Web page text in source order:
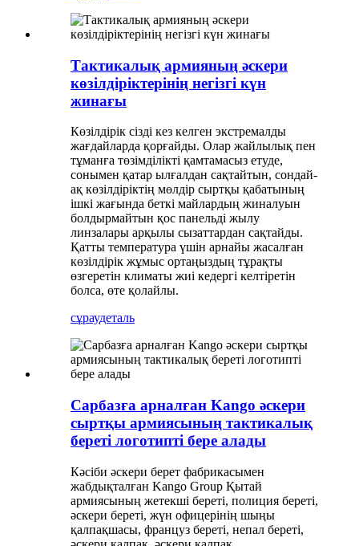
Тактикалық армияның әскери
көзілдіріктерінің негізгі күн
жинағы
Көзілдірік сізді кез келген экстремалды
жағдайларда қорғайды. Олар жайлылық пен
тұманға төзімділікті қамтамасыз етуде,
сонымен қатар ылғалдан сақтайтын, сондай-
ақ көзілдіріктің мөлдір сыртқы қабатының
ішкі жағында беткі майлардың жиналуын
болдырмайтын қос панельді жылу
линзалары арқылы сызаттардан сақтайды.
Қатты температура үшін арнайы жасалған
көзілдірік жұмыс ортаңыздың тұрақты
өзгеретін климаты жиі кедергі келтіретін
болса, өте қолайлы.
сұраудеталь
Сарбазға арналған Kango әскери
сыртқы армиясының тактикалық
береті логотипті бере алады
Кәсіби әскери берет фабрикасымен
жабдықталған Kango Group Қытай
армиясының жетекші береті, полиция береті,
әскери береті, жүн офицерінің шыңы
қалпақшасы, француз береті, непал береті,